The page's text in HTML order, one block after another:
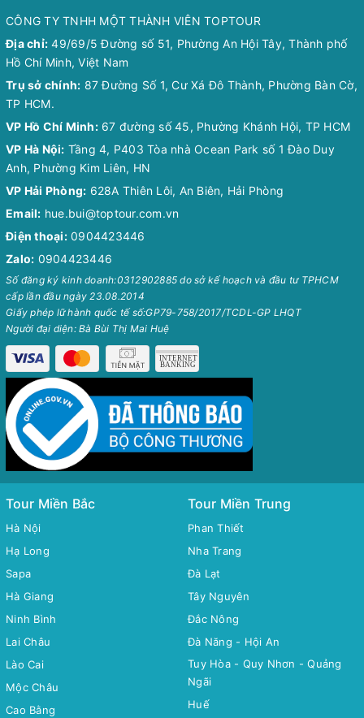
CÔNG TY TNHH MỘT THÀNH VIÊN TOPTOUR
Địa chỉ: 49/69/5 Đường số 51, Phường An Hội Tây, Thành phố
Hồ Chí Minh, Việt Nam
Trụ sở chính: 87 Đường Số 1, Cư Xá Đô Thành, Phường Bàn Cờ,
TP HCM.
VP Hồ Chí Minh: 67 đường số 45, Phường Khánh Hội, TP HCM
VP Hà Nội: Tầng 4, P403 Tòa nhà Ocean Park số 1 Đào Duy
Anh, Phường Kim Liên, HN
VP Hải Phòng: 628A Thiên Lôi, An Biên, Hải Phòng
Email: hue.bui@toptour.com.vn
Điện thoại: 0904423446
Zalo: 0904423446
Số đăng ký kinh doanh:0312902885 do sở kế hoạch và đầu tư TPHCM
cấp lần đầu ngày 23.08.2014
Giấy phép lữ hành quốc tế số:GP79-758/2017/TCDL-GP LHQT
Người đại diện: Bà Bùi Thị Mai Huệ
Tour Miền Bắc
Hà Nội
Hạ Long
Sapa
Hà Giang
Ninh Bình
Lai Châu
Lào Cai
Mộc Châu
Cao Bằng
Tour Miền Trung
Phan Thiết
Nha Trang
Đà Lạt
Tây Nguyên
Đắc Nông
Đà Năng - Hội An
Tuy Hòa - Quy Nhơn - Quảng
Ngãi
Huế